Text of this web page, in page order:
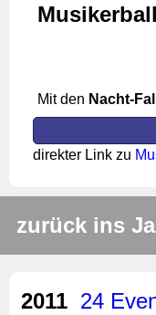
Musikerball
Mit den Nacht-
direkter Link zu
zurück ins
2011 24